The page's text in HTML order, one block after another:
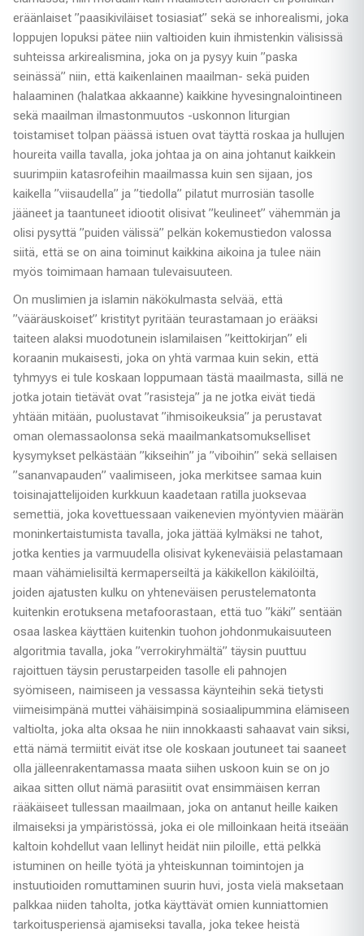
eräänlaiset ”paasikiviläiset tosiasiat” sekä se inhorealismi, joka
loppujen lopuksi pätee niin valtioiden kuin ihmistenkin välisissä
suhteissa arkirealismina, joka on ja pysyy kuin ”paska
seinässä” niin, että kaikenlainen maailman- sekä puiden
halaaminen (halatkaa akkaanne) kaikkine hyvesingnalointineen
sekä maailman ilmastonmuutos -uskonnon liturgian
toistamiset tolpan päässä istuen ovat täyttä roskaa ja hullujen
houreita vailla tavalla, joka johtaa ja on aina johtanut kaikkein
suurimpiin katasrofeihin maailmassa kuin sen sijaan, jos
kaikella ”viisaudella” ja ”tiedolla” pilatut murrosiän tasolle
jääneet ja taantuneet idiootit olisivat ”keulineet” vähemmän ja
olisi pysyttä ”puiden välissä” pelkän kokemustiedon valossa
siitä, että se on aina toiminut kaikkina aikoina ja tulee näin
myös toimimaan hamaan tulevaisuuteen.
On muslimien ja islamin näkökulmasta selvää, että
”vääräuskoiset” kristityt pyritään teurastamaan jo erääksi
taiteen alaksi muodotunein islamilaisen ”keittokirjan” eli
koraanin mukaisesti, joka on yhtä varmaa kuin sekin, että
tyhmyys ei tule koskaan loppumaan tästä maailmasta, sillä ne
jotka jotain tietävät ovat ”rasisteja” ja ne jotka eivät tiedä
yhtään mitään, puolustavat ”ihmisoikeuksia” ja perustavat
oman olemassaolonsa sekä maailmankatsomukselliset
kysymykset pelkästään ”kikseihin” ja ”viboihin” sekä sellaisen
”sananvapauden” vaalimiseen, joka merkitsee samaa kuin
toisinajattelijoiden kurkkuun kaadetaan ratilla juoksevaa
semettiä, joka kovettuessaan vaikenevien myöntyvien määrän
moninkertaistumista tavalla, joka jättää kylmäksi ne tahot,
jotka kenties ja varmuudella olisivat kykeneväisiä pelastamaan
maan vähämielisiltä kermaperseiltä ja käkikellon käkilöiltä,
joiden ajatusten kulku on yhteneväisen perustelematonta
kuitenkin erotuksena metafoorastaan, että tuo ”käki” sentään
osaa laskea käyttäen kuitenkin tuohon johdonmukaisuuteen
algoritmia tavalla, joka ”verrokiryhmältä” täysin puuttuu
rajoittuen täysin perustarpeiden tasolle eli pahnojen
syömiseen, naimiseen ja vessassa käynteihin sekä tietysti
viimeisimpänä muttei vähäisimpinä sosiaalipummina elämiseen
valtiolta, joka alta oksaa he niin innokkaasti sahaavat vain siksi,
että nämä termiitit eivät itse ole koskaan joutuneet tai saaneet
olla jälleenrakentamassa maata siihen uskoon kuin se on jo
aikaa sitten ollut nämä parasiitit ovat ensimmäisen kerran
rääkäiseet tullessan maailmaan, joka on antanut heille kaiken
ilmaiseksi ja ympäristössä, joka ei ole milloinkaan heitä itseään
kaltoin kohdellut vaan lellinyt heidät niin piloille, että pelkkä
istuminen on heille työtä ja yhteiskunnan toimintojen ja
instuutioiden romuttaminen suurin huvi, josta vielä maksetaan
palkkaa niiden taholta, jotka käyttävät omien kunniattomien
tarkoitusperiensä ajamiseksi tavalla, joka tekee heistä